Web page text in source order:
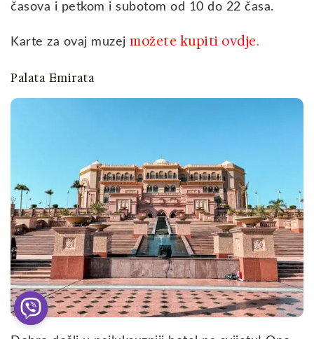
časova i petkom i subotom od 10 do 22 časa.
Karte za ovaj muzej možete kupiti ovdje.
Palata Emirata